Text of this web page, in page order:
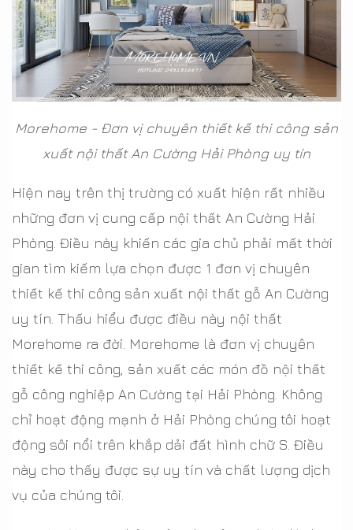
Morehome - Đơn vị chuyên thiết kế thi công sản
xuất nội thất An Cường Hải Phòng uy tín
Hiện nay trên thị trường có xuất hiện rất nhiều
những đơn vị cung cấp nội thất An Cường Hải
Phòng. Điều này khiến các gia chủ phải mất thời
gian tìm kiếm lựa chọn được 1 đơn vị chuyên
thiết kế thi công sản xuất nội thất gỗ An Cường
uy tín. Thấu hiểu được điều này nội thất
Morehome ra đời. Morehome là đơn vị chuyên
thiết kế thi công, sản xuất các món đồ nội thất
gỗ công nghiệp An Cường tại Hải Phòng. Không
chỉ hoạt động mạnh ở Hải Phòng chúng tôi hoạt
động sôi nổi trên khắp dải đất hình chữ S. Điều
này cho thấy được sự uy tín và chất lượng dịch
vụ của chúng tôi.